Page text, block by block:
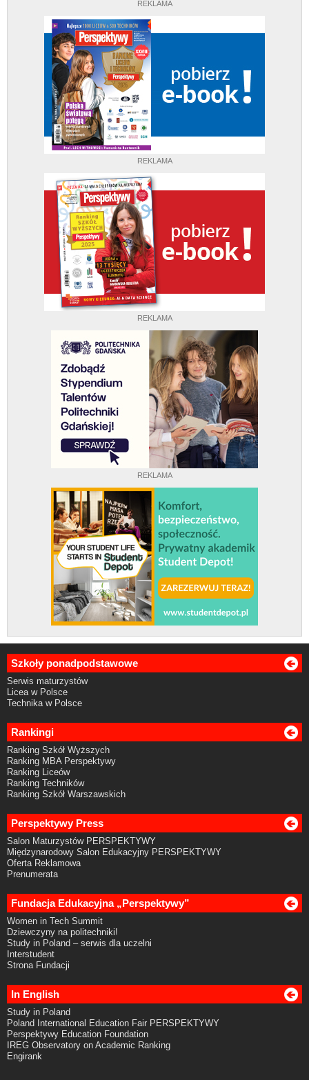
REKLAMA
REKLAMA
REKLAMA
REKLAMA
Szkoły ponadpodstawowe
Serwis maturzystów
Licea w Polsce
Technika w Polsce
Rankingi
Ranking Szkół Wyższych
Ranking MBA Perspektywy
Ranking Liceów
Ranking Techników
Ranking Szkół Warszawskich
Perspektywy Press
Salon Maturzystów PERSPEKTYWY
Międzynarodowy Salon Edukacyjny PERSPEKTYWY
Oferta Reklamowa
Prenumerata
Fundacja Edukacyjna „Perspektywy”
Women in Tech Summit
Dziewczyny na politechniki!
Study in Poland – serwis dla uczelni
Interstudent
Strona Fundacji
In English
Study in Poland
Poland International Education Fair PERSPEKTYWY
Perspektywy Education Foundation
IREG Observatory on Academic Ranking
Engirank